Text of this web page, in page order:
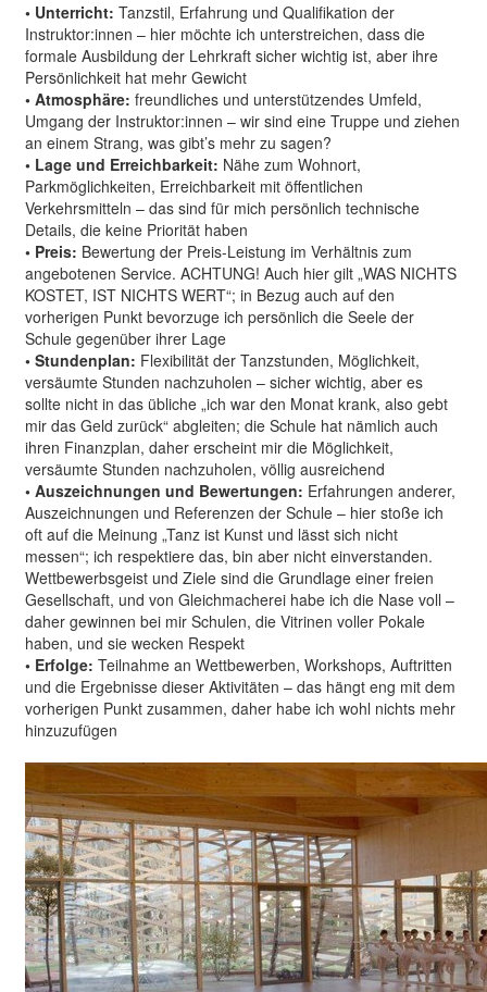
• Unterricht: Tanzstil, Erfahrung und Qualifikation der
Instruktor:innen – hier möchte ich unterstreichen, dass die
formale Ausbildung der Lehrkraft sicher wichtig ist, aber ihre
Persönlichkeit hat mehr Gewicht
• Atmosphäre: freundliches und unterstützendes Umfeld,
Umgang der Instruktor:innen – wir sind eine Truppe und ziehen
an einem Strang, was gibt’s mehr zu sagen?
• Lage und Erreichbarkeit: Nähe zum Wohnort,
Parkmöglichkeiten, Erreichbarkeit mit öffentlichen
Verkehrsmitteln – das sind für mich persönlich technische
Details, die keine Priorität haben
• Preis: Bewertung der Preis-Leistung im Verhältnis zum
angebotenen Service. ACHTUNG! Auch hier gilt „WAS NICHTS
KOSTET, IST NICHTS WERT“; in Bezug auch auf den
vorherigen Punkt bevorzuge ich persönlich die Seele der
Schule gegenüber ihrer Lage
• Stundenplan: Flexibilität der Tanzstunden, Möglichkeit,
versäumte Stunden nachzuholen – sicher wichtig, aber es
sollte nicht in das übliche „ich war den Monat krank, also gebt
mir das Geld zurück“ abgleiten; die Schule hat nämlich auch
ihren Finanzplan, daher erscheint mir die Möglichkeit,
versäumte Stunden nachzuholen, völlig ausreichend
• Auszeichnungen und Bewertungen: Erfahrungen anderer,
Auszeichnungen und Referenzen der Schule – hier stoße ich
oft auf die Meinung „Tanz ist Kunst und lässt sich nicht
messen“; ich respektiere das, bin aber nicht einverstanden.
Wettbewerbsgeist und Ziele sind die Grundlage einer freien
Gesellschaft, und von Gleichmacherei habe ich die Nase voll –
daher gewinnen bei mir Schulen, die Vitrinen voller Pokale
haben, und sie wecken Respekt
• Erfolge: Teilnahme an Wettbewerben, Workshops, Auftritten
und die Ergebnisse dieser Aktivitäten – das hängt eng mit dem
vorherigen Punkt zusammen, daher habe ich wohl nichts mehr
hinzuzufügen